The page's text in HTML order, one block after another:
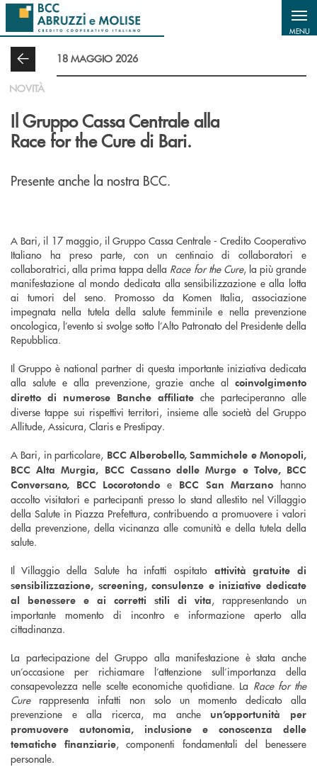
Salta al contenuto principale
MENU
18 MAGGIO 2026
NOVITÀ
Il Gruppo Cassa Centrale alla
Race for the Cure di Bari.
Presente anche la nostra BCC.
A Bari, il 17 maggio, il Gruppo Cassa Centrale - Credito Cooperativo
Italiano ha preso parte, con un centinaio di collaboratori e
collaboratrici, alla prima tappa della Race for the Cure, la più grande
manifestazione al mondo dedicata alla sensibilizzazione e alla lotta
ai tumori del seno. Promosso da Komen Italia, associazione
impegnata nella tutela della salute femminile e nella prevenzione
oncologica, l’evento si svolge sotto l’Alto Patronato del Presidente della
Repubblica.
Il Gruppo è national partner di questa importante iniziativa dedicata
alla salute e alla prevenzione, grazie anche al coinvolgimento
diretto di numerose Banche affiliate che parteciperanno alle
diverse tappe sui rispettivi territori, insieme alle società del Gruppo
Allitude, Assicura, Claris e Prestipay.
A Bari, in particolare, BCC Alberobello, Sammichele e Monopoli,
BCC Alta Murgia, BCC Cassano delle Murge e Tolve, BCC
Conversano, BCC Locorotondoe BCC San Marzano hanno
accolto visitatori e partecipanti presso lo stand allestito nel Villaggio
della Salute in Piazza Prefettura, contribuendo a promuovere i valori
della prevenzione, della vicinanza alle comunità e della tutela della
salute.
Il Villaggio della Salute ha infatti ospitato attività gratuite di
sensibilizzazione, screening, consulenze e iniziative dedicate
al benessere e ai corretti stili di vita, rappresentando un
importante momento di incontro e informazione aperto alla
cittadinanza.
La partecipazione del Gruppo alla manifestazione è stata anche
un’occasione per richiamare l’attenzione sull’importanza della
consapevolezza nelle scelte economiche quotidiane. La Race for the
Curerappresenta infatti non solo un momento dedicato alla
prevenzione e alla ricerca, ma anche un’opportunità per
promuovere autonomia, inclusione e conoscenza delle
tematiche finanziarie, componenti fondamentali del benessere
personale.